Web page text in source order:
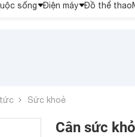
sống Điện máy Đồ thể thao
Sức khoẻ
Cân sức